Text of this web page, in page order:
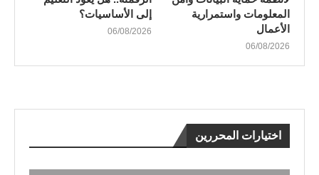
المعلومات واستمرارية
الأعمال
06/08/2026
إلى الأساسيات؟
06/08/2026
اختيارات المحررين